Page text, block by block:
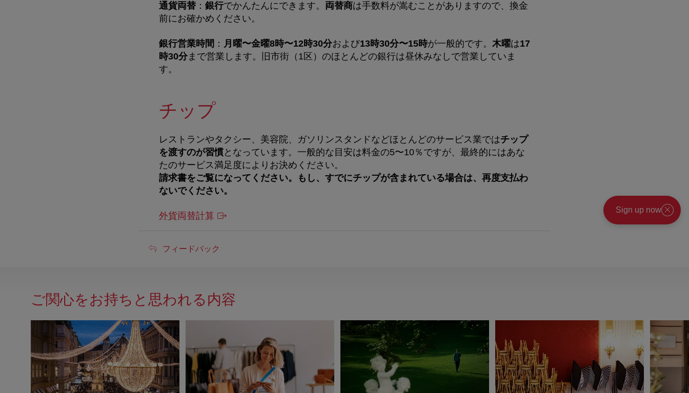
通貨両替 ： 銀行でかんたんにできます。 両替商は手数料が嵩むことがありますので、換金
前にお確かめください。
銀行営業時間 ： 月曜〜金曜8時〜12時30分および13時30分〜15時が一般的です。 木曜は17
時30分まで営業します。旧市街（1区）のほとんどの銀行は昼休みなしで営業していま
す。
チップ
レストランやタクシー、美容院、ガソリンスタンドなどほとんどのサービス業ではチップ
を渡すのが習慣となっています。一般的な目安は料金の5〜10％ですが、最終的にはあな
たのサービス満足度によりお決めください。
請求書をご覧になってください。もし、すでにチップが含まれている場合は、再度支払わ
ないでください。
外貨両替計算
フ
ド
バ
ッ
ク
フィードバック
Sign up now
閉
ご関心をお持ちと思われる内容